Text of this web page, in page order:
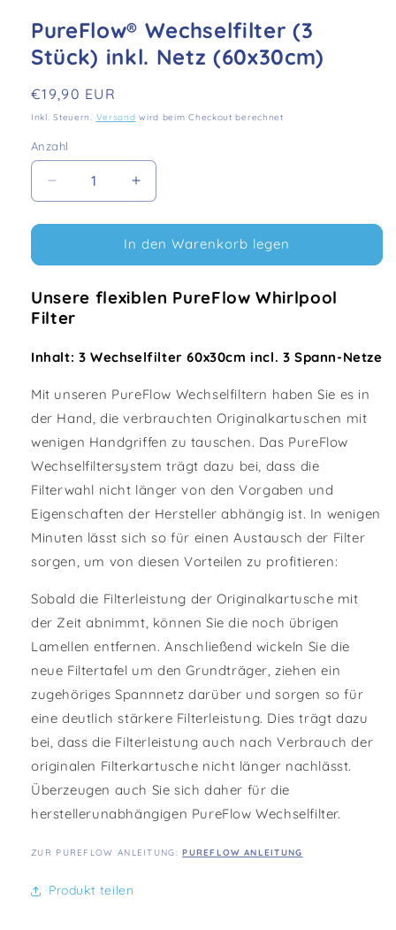
PureFlow® Wechselfilter (3
Stück) inkl. Netz (60x30cm)
Normaler
Preis
€19,90 EUR
Inkl. Steuern. Versand wird beim Checkout berechnet
Anzahl
Verringere
die
Menge
PureFlow®
(3
Stück)
Netz
Erhöhe
die
Menge
für
PureFlow®
(3
Netz
In den Warenkorb legen
Unsere flexiblen PureFlow Whirlpool
Filter
Inhalt: 3 Wechselfilter 60x30cm incl. 3 Spann-Netze
Mit unseren PureFlow Wechselfiltern haben Sie es in
der Hand, die verbrauchten Originalkartuschen mit
wenigen Handgriffen zu tauschen. Das PureFlow
Wechselfiltersystem trägt dazu bei, dass die
Filterwahl nicht länger von den Vorgaben und
Eigenschaften der Hersteller abhängig ist. In wenigen
Minuten lässt sich so für einen Austausch der Filter
sorgen, um von diesen Vorteilen zu profitieren:
Sobald die Filterleistung der Originalkartusche mit
der Zeit abnimmt, können Sie die noch übrigen
Lamellen entfernen. Anschließend wickeln Sie die
neue Filtertafel um den Grundträger, ziehen ein
zugehöriges Spannnetz darüber und sorgen so für
eine deutlich stärkere Filterleistung. Dies trägt dazu
bei, dass die Filterleistung auch nach Verbrauch der
originalen Filterkartusche nicht länger nachlässt.
Überzeugen auch Sie sich daher für die
herstellerunabhängigen PureFlow Wechselfilter.
ZUR PUREFLOW ANLEITUNG:PUREFLOW ANLEITUNG
Produkt teilen